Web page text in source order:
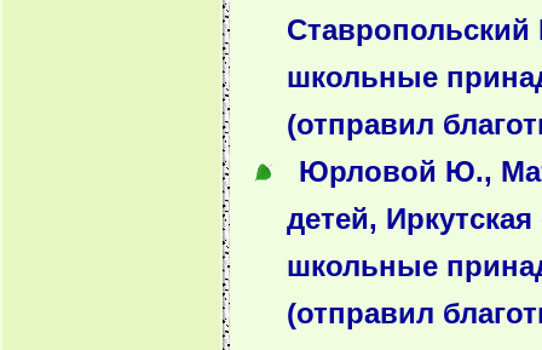
Ставропольский
школьные
(отправил
Юрловой Ю.,
детей,
школьные
(отправил